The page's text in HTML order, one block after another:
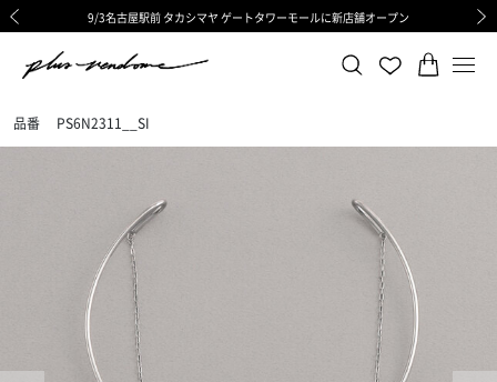
ギフトサービス 一部リニューアルと価格変更のお知らせ
令和8年熊本地震の影響による荷物のお届けについて
9/3名古屋駅前 タカシマヤ ゲートタワーモールに新店舗オープン
8/6渋谷ヒカリエ内ShinQs店 待望のリアル店舗オープン
ギフトサービス 一部リニューアルと価格変更のお知らせ
令和8年熊本地震の影響による荷物のお届けについて
品番 PS6N2311__SI